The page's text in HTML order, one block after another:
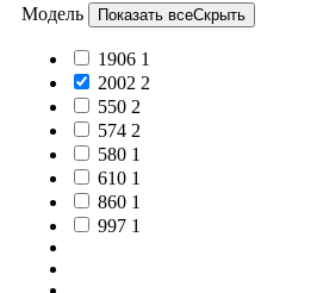
Модель Показать всеСкрыть
1906 1
2002 2
550 2
574 2
580 1
610 1
860 1
997 1